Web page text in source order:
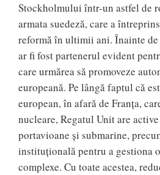
Stockholmului într-un astfel de
armata suedeză, care a
reformă în ultimii ani. Înainte
ar fi fost partenerul evident
care urmărea să promoveze
europeană. Pe lângă faptul că
european, în afară de Franța,
nucleare, Regatul Unit are
portavioane și submarine,
instituțională pentru a gestiona
complexe. Cu toate acestea,